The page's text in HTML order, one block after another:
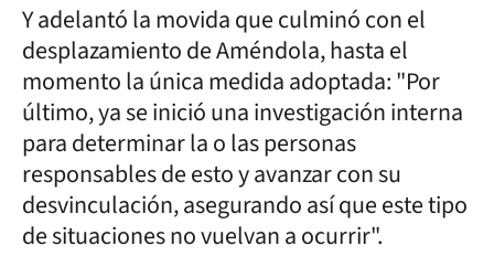
Y adelantó la movida que culminó con el
desplazamiento de Améndola, hasta el
momento la única medida adoptada: "Por
último, ya se inició una investigación interna
para determinar la o las personas
responsables de esto y avanzar con su
desvinculación, asegurando así que este tipo
de situaciones no vuelvan a ocurrir".